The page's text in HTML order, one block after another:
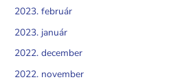
2023. február
2023. január
2022. december
2022. november